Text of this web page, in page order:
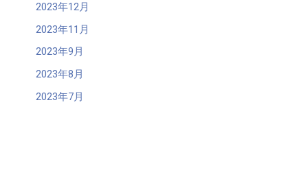
2023年12月
2023年11月
2023年9月
2023年8月
2023年7月